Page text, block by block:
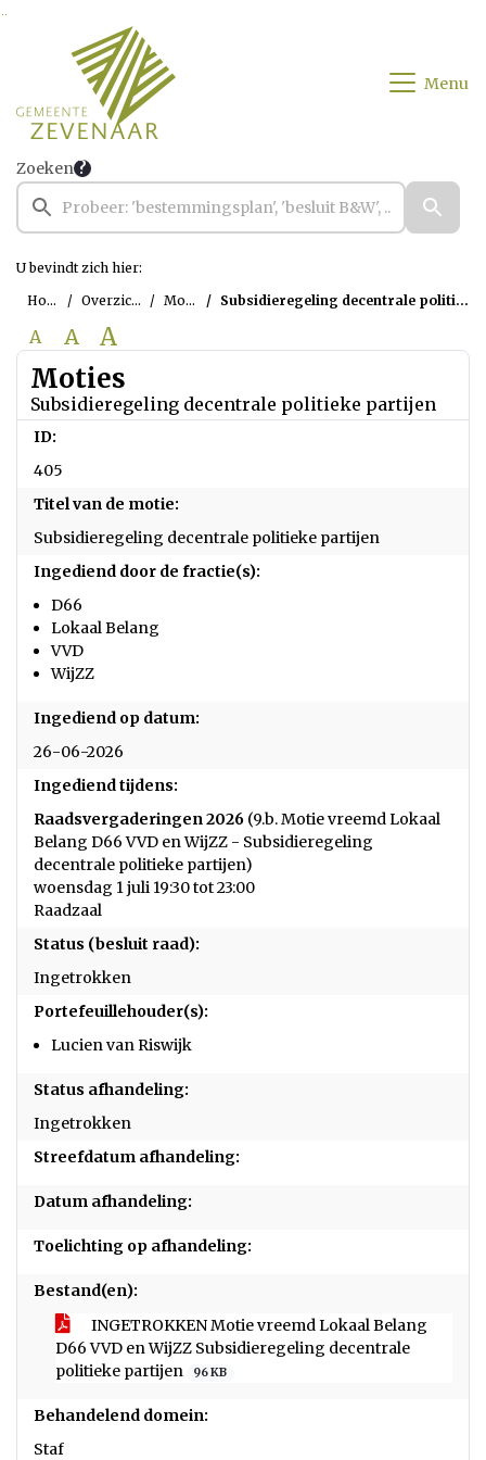
Ga naar de inhoud van deze pagina
Menu
Zoeken
U bevindt zich hier:
Home
Overzichten Moties Subsidieregeling decentrale politieke partijen
A A A
Moties
Subsidieregeling decentrale politieke partijen
ID:
405
Titel van de motie:
Subsidieregeling decentrale politieke partijen
Ingediend door de fractie(s):
D66
Lokaal Belang
VVD
WijZZ
Ingediend op datum:
26-06-2026
Ingediend tijdens:
Raadsvergaderingen 2026 (9.b. Motie vreemd Lokaal
Belang D66 VVD en WijZZ - Subsidieregeling
decentrale politieke partijen)
woensdag 1 juli 19:30 tot 23:00
Raadzaal
Status (besluit raad):
Ingetrokken
Portefeuillehouder(s):
Lucien van Riswijk
Status afhandeling:
Ingetrokken
Streefdatum afhandeling:
Datum afhandeling:
Toelichting op afhandeling:
Bestand(en):
INGETROKKEN Motie vreemd Lokaal Belang
D66 VVD en WijZZ Subsidieregeling decentrale
politieke partijen
96 KB
Behandelend domein:
Staf